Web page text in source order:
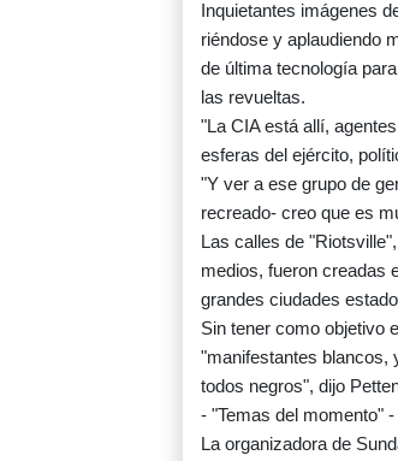
Inquietantes imágenes
riéndose y aplaudiendo
de última tecnología
las revueltas.
"La CIA está allí,
esferas del ejército,
"Y ver a ese grupo de
recreado- creo que es
Las calles de
medios, fueron creadas
grandes ciudades
Sin tener como objetivo
"manifestantes blancos,
todos negros", dijo
- "Temas del momento" -
La organizadora de